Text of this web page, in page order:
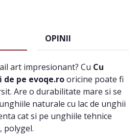
OPINII
art impresionant? Cu Cu
pe evoqe.rooricine poate fi
Are o durabilitate mare si se
naturale cu lac de unghii
cat si pe unghiile tehnice
polygel.